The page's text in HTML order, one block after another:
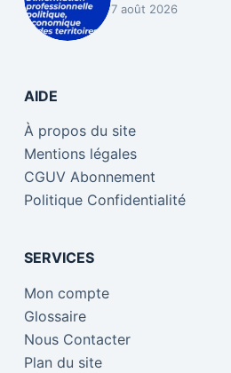
7 août 2026
AIDE
À propos du site
Mentions légales
CGUV Abonnement
Politique Confidentialité
SERVICES
Mon compte
Glossaire
Nous Contacter
Plan du site